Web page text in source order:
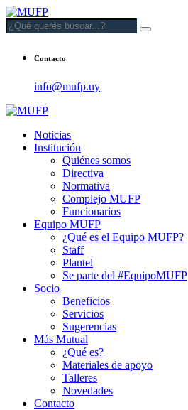
Contacto
info@mufp.uy
Noticias
Institución
Quiénes somos
Directiva
Normativa
Complejo MUFP
Funcionarios
Equipo MUFP
¿Qué es el Equipo MUFP?
Staff
Plantel
Se parte del #EquipoMUFP
Socio
Beneficios
Servicios
Sugerencias
Más Mutual
¿Qué es?
Materiales de apoyo
Talleres
Novedades
Contacto